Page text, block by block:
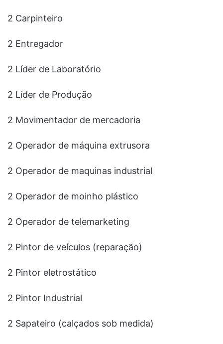
2 Carpinteiro
2 Entregador
2 Líder de Laboratório
2 Líder de Produção
2 Movimentador de mercadoria
2 Operador de máquina extrusora
2 Operador de maquinas industrial
2 Operador de moinho plástico
2 Operador de telemarketing
2 Pintor de veículos (reparação)
2 Pintor eletrostático
2 Pintor Industrial
2 Sapateiro (calçados sob medida)